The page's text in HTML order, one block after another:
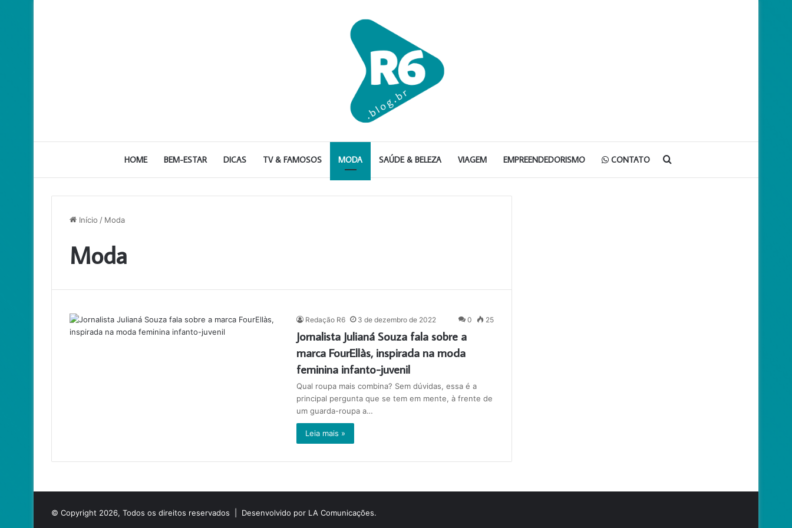
HOME BEM-ESTAR DICAS TV & FAMOSOS MODA SAÚDE & BELEZA VIAGEM EMPREENDEDORISMO CONTATO Procurar
Início / Moda
Moda
Redação R6 3 de dezembro de 2022 0 25
Jornalista Julianá Souza fala sobre a
marca FourEllàs, inspirada na moda
feminina infanto-juvenil
Qual roupa mais combina? Sem dúvidas, essa é a
principal pergunta que se tem em mente, à frente de
um guarda-roupa a…
Leia mais »
© Copyright 2026, Todos os direitos reservados | Desenvolvido por LA Comunicações.